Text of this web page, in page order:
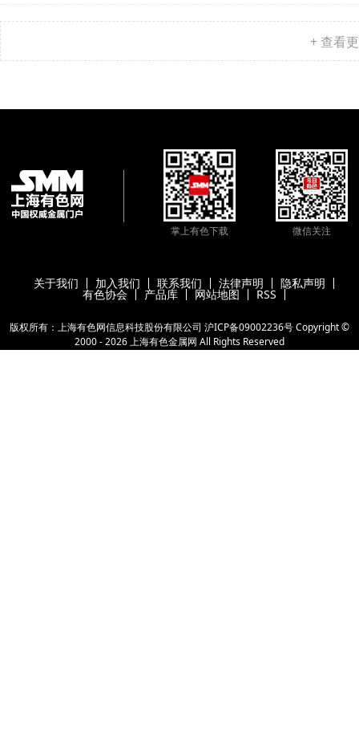
+ 查看
掌上有色下载 微信关注
关于我们 加入我们 联系我们 法律声明 隐私声明
有色协会 产品库 网站地图 RSS
版权所有：上海有色网信息科技股份有限公司 沪ICP备09002236号Copyright ©
2000 -2026上海有色金属网 All Rights Reserved